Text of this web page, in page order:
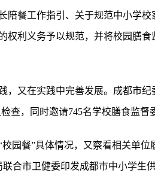
陪餐工作指引、关于规范中小学
权利义务予以规范，并将校园膳
，又在实践中完善发展。成都市
查，同时邀请745名学校膳食监督
园餐”具体情况，又察看相关单
合市卫健委印发成都市中小学生